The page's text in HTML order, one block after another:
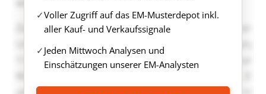
Voller Zugriff auf das EM-Musterdepot inkl.
aller Kauf- und Verkaufssignale
Jeden Mittwoch Analysen und
Einschätzungen unserer EM-Analysten